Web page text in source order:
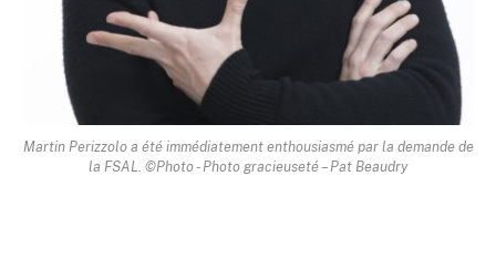
Martin Perizzolo a été immédiatement enthousiasmé par la demande de
la FSAL. ©Photo - Photo gracieuseté – Pat Beaudry